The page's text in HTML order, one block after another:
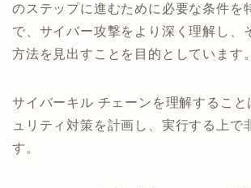
のステップに進むために必要な条件を
で、サイバー攻撃をより深く理解し、
方法を見出すことを目的としています。
サイバーキル チェーンを理解すること
ュリティ対策を計画し、実行する上で
す。